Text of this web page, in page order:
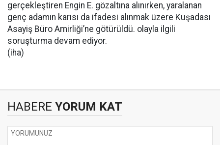
gerçekleştiren Engin E. gözaltına alınırken, yaralanan
genç adamın karısı da ifadesi alınmak üzere Kuşadası
Asayiş Büro Amirliği’ne götürüldü. olayla ilgili
soruşturma devam ediyor.
(iha)
HABERE YORUM KAT